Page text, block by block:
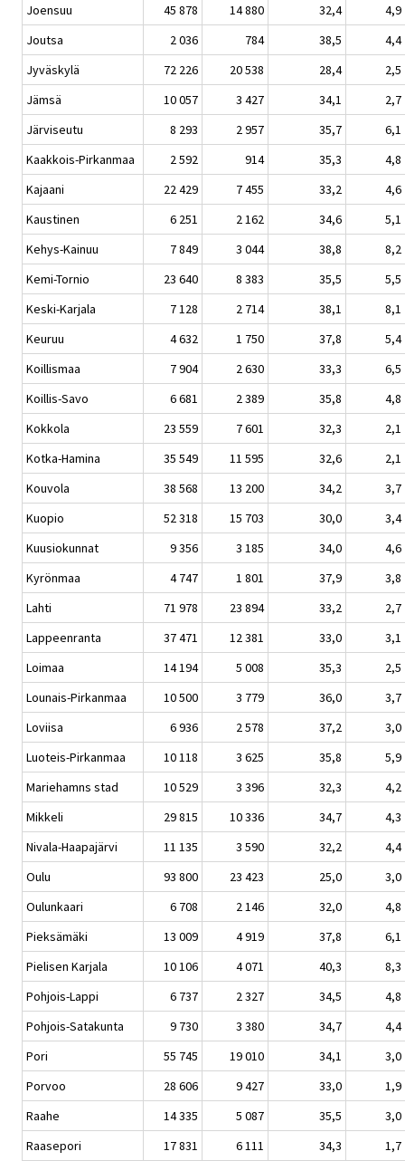
Joensuu
45 878 14 880 32,4
4,9
Joutsa
2 036 784 38,5
4,4
Jyväskylä
72 226 20 538 28,4
2,5
Jämsä
10 057 3 427 34,1
2,7
Järviseutu
8 293 2 957 35,7
6,1
Kaakkois-Pirkanmaa
2 592 914 35,3
4,8
Kajaani
22 429 7 455 33,2
4,6
Kaustinen
6 251 2 162 34,6
5,1
Kehys-Kainuu
7 849 3 044 38,8
8,2
Kemi-Tornio
23 640 8 383 35,5
5,5
Keski-Karjala
7 128 2 714 38,1
8,1
Keuruu
4 632 1 750 37,8
5,4
Koillismaa
7 904 2 630 33,3
6,5
Koillis-Savo
6 681 2 389 35,8
4,8
Kokkola
23 559 7 601 32,3
2,1
Kotka-Hamina
35 549 11 595 32,6
2,1
Kouvola
38 568 13 200 34,2
3,7
Kuopio
52 318 15 703 30,0
3,4
Kuusiokunnat
9 356 3 185 34,0
4,6
Kyrönmaa
4 747 1 801 37,9
3,8
Lahti
71 978 23 894 33,2
2,7
Lappeenranta
37 471 12 381 33,0
3,1
Loimaa
14 194 5 008 35,3
2,5
Lounais-Pirkanmaa
10 500 3 779 36,0
3,7
Loviisa
6 936 2 578 37,2
3,0
Luoteis-Pirkanmaa
10 118 3 625 35,8
5,9
Mariehamns stad
10 529 3 396 32,3
4,2
Mikkeli
29 815 10 336 34,7
4,3
Nivala-Haapajärvi
11 135 3 590 32,2
4,4
Oulu
93 800 23 423 25,0
3,0
Oulunkaari
6 708 2 146 32,0
4,8
Pieksämäki
13 009 4 919 37,8
6,1
Pielisen Karjala
10 106 4 071 40,3
8,3
Pohjois-Lappi
6 737 2 327 34,5
4,8
Pohjois-Satakunta
9 730 3 380 34,7
4,4
Pori
55 745 19 010 34,1
3,0
Porvoo
28 606 9 427 33,0
1,9
Raahe
14 335 5 087 35,5
3,0
Raasepori
17 831 6 111 34,3 1,7